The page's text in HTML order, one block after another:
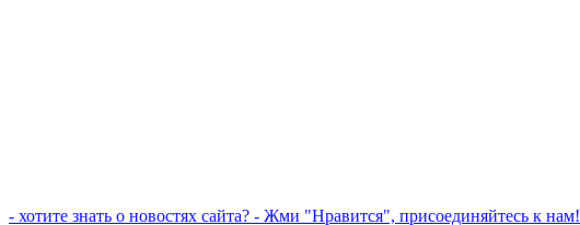
- хотите знать о новостях сайта? - Жми "Нравится", присоединяйтесь к нам!